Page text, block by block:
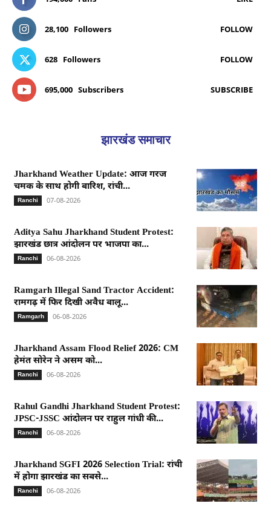
28,100 Followers FOLLOW
628 Followers FOLLOW
695,000 Subscribers SUBSCRIBE
झारखंड समाचार
Jharkhand Weather Update: आज गरज
चमक के साथ होगी बारिश, रांची...
Ranchi 07-08-2026
Aditya Sahu Jharkhand Student Protest:
झारखंड छात्र आंदोलन पर भाजपा का...
Ranchi 06-08-2026
Ramgarh Illegal Sand Tractor Accident:
रामगढ़ में फिर दिखी अवैध बालू...
Ramgarh 06-08-2026
Jharkhand Assam Flood Relief 2026: CM
हेमंत सोरेन ने असम को...
Ranchi 06-08-2026
Rahul Gandhi Jharkhand Student Protest:
JPSC-JSSC आंदोलन पर राहुल गांधी की...
Ranchi 06-08-2026
Jharkhand SGFI 2026 Selection Trial: रांची
में होगा झारखंड का सबसे...
Ranchi 06-08-2026